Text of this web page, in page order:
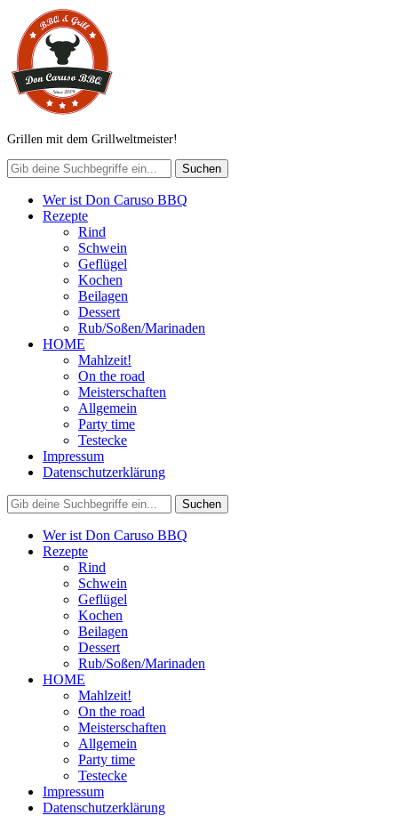
Grillen mit dem Grillweltmeister!
Wer ist Don Caruso BBQ
Rezepte
Rind
Schwein
Geflügel
Kochen
Beilagen
Dessert
Rub/Soßen/Marinaden
HOME
Mahlzeit!
On the road
Meisterschaften
Allgemein
Party time
Testecke
Impressum
Datenschutzerklärung
Wer ist Don Caruso BBQ
Rezepte
Rind
Schwein
Geflügel
Kochen
Beilagen
Dessert
Rub/Soßen/Marinaden
HOME
Mahlzeit!
On the road
Meisterschaften
Allgemein
Party time
Testecke
Impressum
Datenschutzerklärung